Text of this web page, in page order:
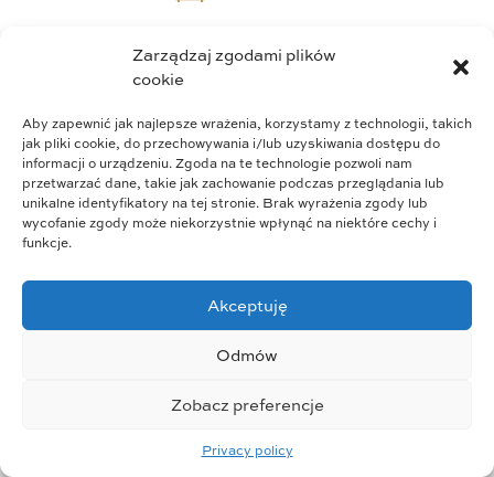
Zarządzaj zgodami plików
cookie
Aby zapewnić jak najlepsze wrażenia, korzystamy z technologii, takich
jak pliki cookie, do przechowywania i/lub uzyskiwania dostępu do
informacji o urządzeniu. Zgoda na te technologie pozwoli nam
przetwarzać dane, takie jak zachowanie podczas przeglądania lub
unikalne identyfikatory na tej stronie. Brak wyrażenia zgody lub
wycofanie zgody może niekorzystnie wpłynąć na niektóre cechy i
funkcje.
Akceptuję
Odmów
Zobacz preferencje
Privacy policy
Group strategy
Who we are
Wszystkie prawa zastrzeżone © 2023